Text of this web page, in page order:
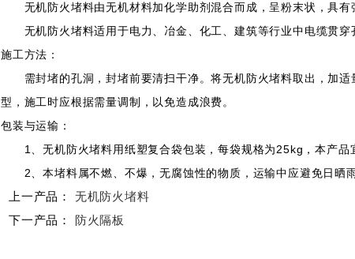
无机防火堵料由无机材料加化学助剂混合而成，呈粉末状，具有
无机防火堵料适用于电力、冶金、化工、建筑等行业中电缆贯穿
施工方法：
需封堵的孔洞，封堵前要清扫干净。将无机防火堵料取出，加适
型，施工时应根据需量调制，以免造成浪费。
包装与运输：
1、无机防火堵料用纸塑复合袋包装，每袋规格为25kg，本产品
2、本堵料属不燃、不爆，无腐蚀性的物质，运输中应避免日晒雨
上一产品： 无机防火堵料
下一产品：
防火隔板